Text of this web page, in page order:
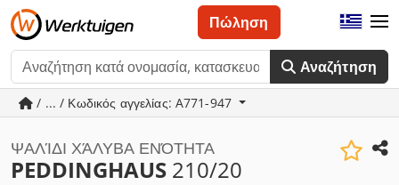
Αναζήτηση
Πώληση
/ ... / Κωδικός αγγελίας: A771-947
ΨΑΛΊΔΙ ΧΆΛΥΒΑ ΕΝΌΤΗΤΑ
PEDDINGHAUS 210/20